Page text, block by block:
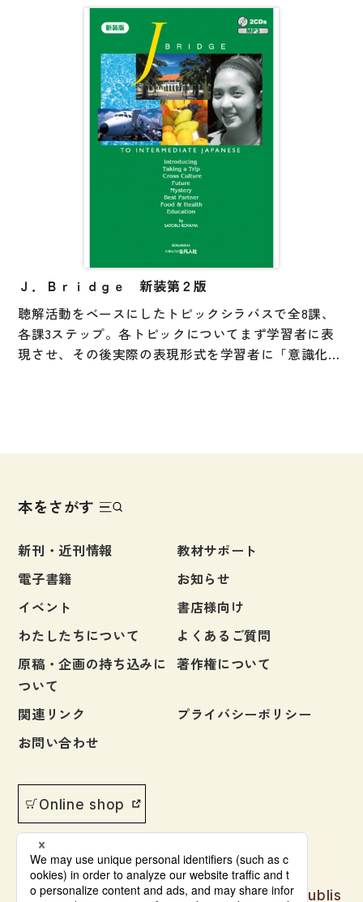
ル! 最後に、4択形式の問題で総復習できます。活用へ
の苦手意識を解消して、正確さ・流暢さを伸ばしまし
ょう。普段の授業や能力試験対策にプラスしてみては
いかがでしょうか。宿題帳としてもおススメです。
Ｊ．Ｂｒｉｄｇｅ 新装第２版
聴解活動をベースにしたトピックシラバスで全8課、
各課3ステップ。各トピックについてまず学習者に表
現させ、その後実際の表現形式を学習者に「意識化」
（旧版ISBN:9784893587107）
本をさがす
新刊・近刊情報
教材サポート
電子書籍
お知らせ
イベント
書店様向け
わたしたちについて
よくあるご質問
原稿・企画の持ち込みに
ついて
著作権について
関連リンク
プライバシーポリシー
お問い合わせ
Online shop
Japanese language learning materials publis